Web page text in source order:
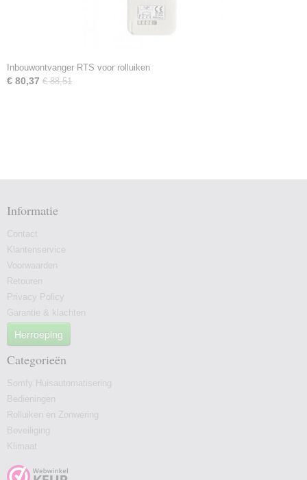
Inbouwontvanger RTS voor rolluiken
€ 80,37 € 88,51
Informatie
Contact
Klantenservice
Voorwaarden
Retouren
Privacy Policy
Garantie & klachten
Herroeping
Categorieën
Somfy Huisautomatisering
Bedieningen
Rolluiken en Zonwering
Beveiliging
Klimaat